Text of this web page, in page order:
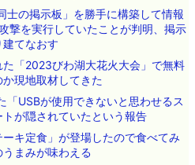
士の掲示板」を勝手に構築して情報
撃を実行していたことが判明、掲示
てなおす
「2023びわ湖大花火大会」で無料
現地取材してきた
「USBが使用できないと思わせるス
が隠されていたという報告
キ定食」が登場したので食べてみ
まみが味わえる